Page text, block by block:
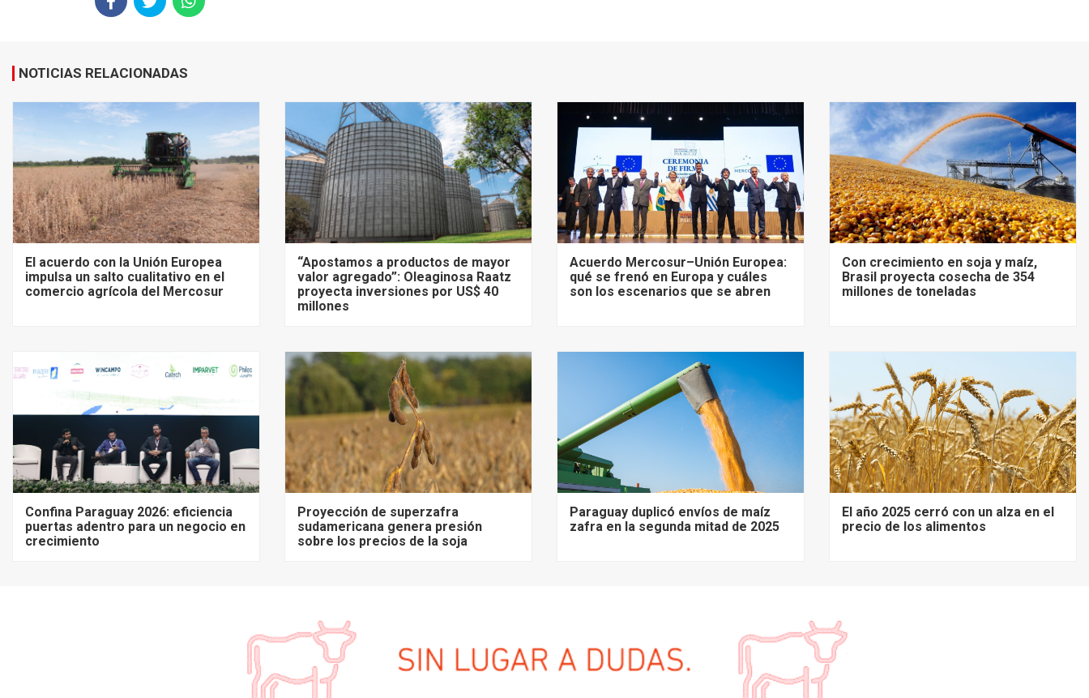
NOTICIAS RELACIONADAS
El acuerdo con la Unión Europea
impulsa un salto cualitativo en el
comercio agrícola del Mercosur
“Apostamos a productos de mayor
valor agregado”: Oleaginosa Raatz
proyecta inversiones por US$ 40
millones
Acuerdo Mercosur–Unión Europea:
qué se frenó en Europa y cuáles
son los escenarios que se abren
Con crecimiento en soja y maíz,
Brasil proyecta cosecha de 354
millones de toneladas
Confina Paraguay 2026: eficiencia
puertas adentro para un negocio en
crecimiento
Proyección de superzafra
sudamericana genera presión
sobre los precios de la soja
Paraguay duplicó envíos de maíz
zafra en la segunda mitad de 2025
El año 2025 cerró con un alza en el
precio de los alimentos